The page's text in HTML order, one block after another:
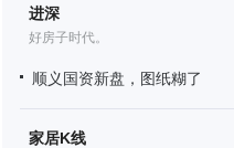
进深
好房子时代。
顺义国资新盘，图纸糊了
家居K线